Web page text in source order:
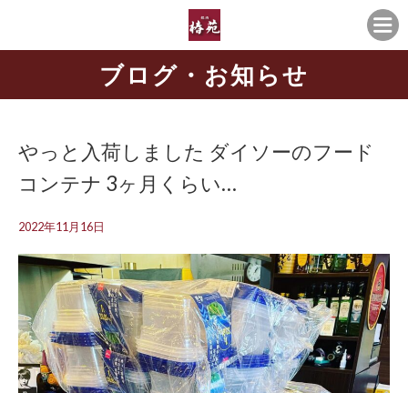
ブログ・お知らせ
やっと入荷しました ダイソーのフード
コンテナ️ 3ヶ月くらい…
2022年11月16日